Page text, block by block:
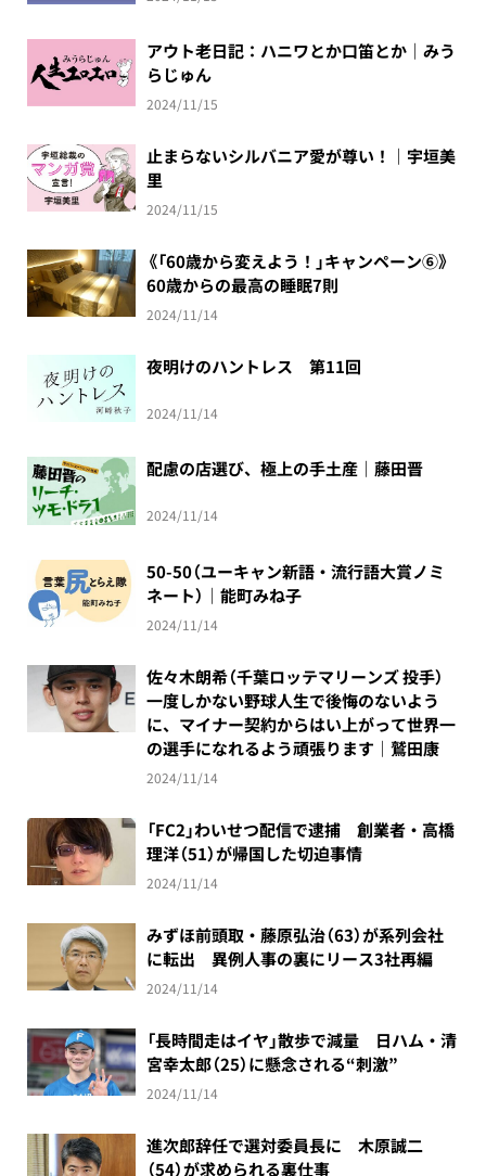
アウト老日記：ハニワとか口笛とか｜みう
らじゅん
2024/11/15
止まらないシルバニア愛が尊い！｜宇垣美
里
2024/11/15
《「60歳から変えよう！」キャンペーン⑥》
60歳からの最高の睡眠7則
2024/11/14
夜明けのハントレス 第11回
2024/11/14
配慮の店選び、極上の手土産｜藤田晋
2024/11/14
50-50（ユーキャン新語・流行語大賞ノミ
ネート）｜能町みね子
2024/11/14
佐々木朗希（千葉ロッテマリーンズ 投手）
一度しかない野球人生で後悔のないよう
に、マイナー契約からはい上がって世界一
の選手になれるよう頑張ります｜鷲田康
2024/11/14
「FC2」わいせつ配信で逮捕 創業者・高橋
理洋（51）が帰国した切迫事情
2024/11/14
みずほ前頭取・藤原弘治（63）が系列会社
に転出 異例人事の裏にリース3社再編
2024/11/14
「長時間走はイヤ」散歩で減量 日ハム・清
宮幸太郎（25）に懸念される“刺激”
2024/11/14
進次郎辞任で選対委員長に 木原誠二
（54）が求められる裏仕事